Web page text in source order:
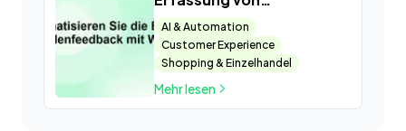
Kundenfeedback mit
WhatsApp
AI & Automation
Customer Experience
Shopping & Einzelhandel
Mehr lesen